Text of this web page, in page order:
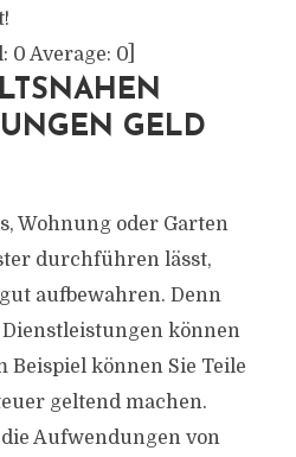
0 Average: 0]
GELD
Wohnung oder Garten
durchführen lässt,
aufbewahren. Denn
können
Beispiel können Sie Teile
geltend machen.
Aufwendungen von